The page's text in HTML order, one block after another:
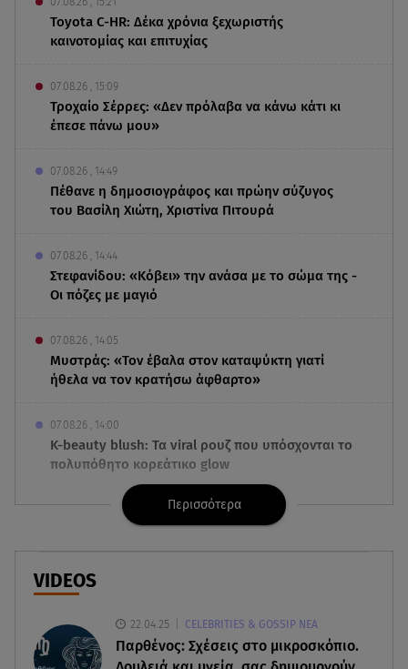
Toyota C-HR: Δέκα χρόνια ξεχωριστής
καινοτομίας και επιτυχίας
07.08.26 , 15:09
Τροχαίο Σέρρες: «Δεν πρόλαβα να κάνω κάτι κι
έπεσε πάνω μου»
07.08.26 , 14:49
Πέθανε η δημοσιογράφος και πρώην σύζυγος
του Βασίλη Χιώτη, Χριστίνα Πιτουρά
07.08.26 , 14:44
Στεφανίδου: «Κόβει» την ανάσα με το σώμα της -
Οι πόζες με μαγιό
07.08.26 , 14:05
Μυστράς: «Τον έβαλα στον καταψύκτη γιατί
ήθελα να τον κρατήσω άφθαρτο»
07.08.26 , 14:00
K-beauty blush: Τα viral ρουζ που υπόσχονται το
πολυπόθητο κορεάτικο glow
Παραλίες: Πάνω από 1.500 έλεγχοι - Στη μάχη
drones και νέες τεχνολογίες
07.08.26 , 13:33
Καινούργιου:Πένθος για συνεργάτιδά της «Θα
μου λείπεις πάντα και για πάντα»
Περισσότερα
VIDEOS
22.04.25 CELEBRITIES & GOSSIP ΝΕΑ
Παρθένος: Σχέσεις στο μικροσκόπιο.